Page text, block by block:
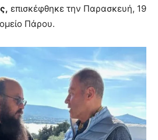
επισκέφθηκε την Παρασκευή, 19
Πάρου.